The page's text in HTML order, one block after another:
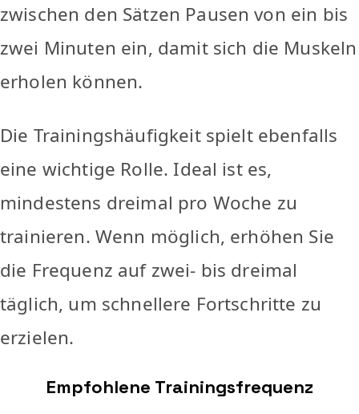
zwischen den Sätzen Pausen von ein bis
zwei Minuten ein, damit sich die Muskeln
erholen können.
Die Trainingshäufigkeit spielt ebenfalls
eine wichtige Rolle. Ideal ist es,
mindestens dreimal pro Woche zu
trainieren. Wenn möglich, erhöhen Sie
die Frequenz auf zwei- bis dreimal
täglich, um schnellere Fortschritte zu
erzielen.
Empfohlene Trainingsfrequenz